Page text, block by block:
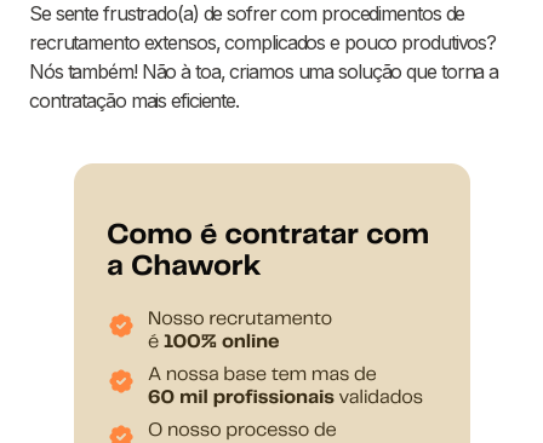
Se sente frustrado(a) de sofrer com procedimentos de
recrutamento extensos, complicados e pouco produtivos?
Nós também! Não à toa, criamos uma solução que torna a
contratação mais eficiente.